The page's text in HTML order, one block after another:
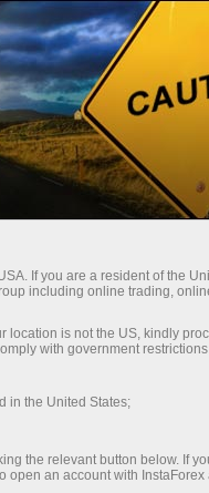
comerciales
1.15219
If you are a resident of the
including online trading,
location is not the US, kindly
with government
in the United States;
the relevant button below. If
open an account with InstaForex